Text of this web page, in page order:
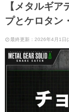
【メタルギ
プとケロタン
最終更新：2026年4月1日(